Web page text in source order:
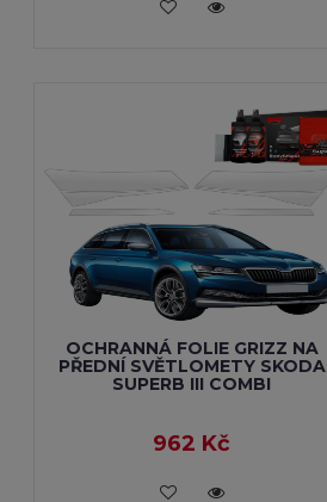
VLOŽIT DO KOŠÍKU
OCHRANNÁ FOLIE GRIZZ NA
PŘEDNÍ SVĚTLOMETY SKODA
SUPERB III COMBI
962 Kč
VLOŽIT DO KOŠÍKU